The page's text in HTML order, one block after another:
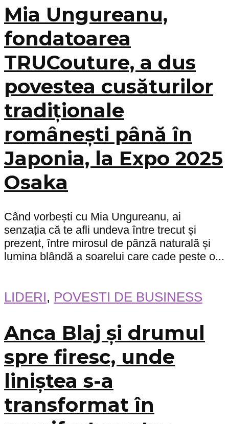
Mia Ungureanu,
fondatoarea
TRUCouture, a dus
povestea cusăturilor
tradiționale
românești până în
Japonia, la Expo 2025
Osaka
Când vorbești cu Mia Ungureanu, ai
senzația că te afli undeva între trecut și
prezent, între mirosul de pânză naturală și
lumina blândă a soarelui care cade peste o...
LIDERI, POVESTI DE BUSINESS
Anca Blaj și drumul
spre firesc, unde
liniștea s-a
transformat în